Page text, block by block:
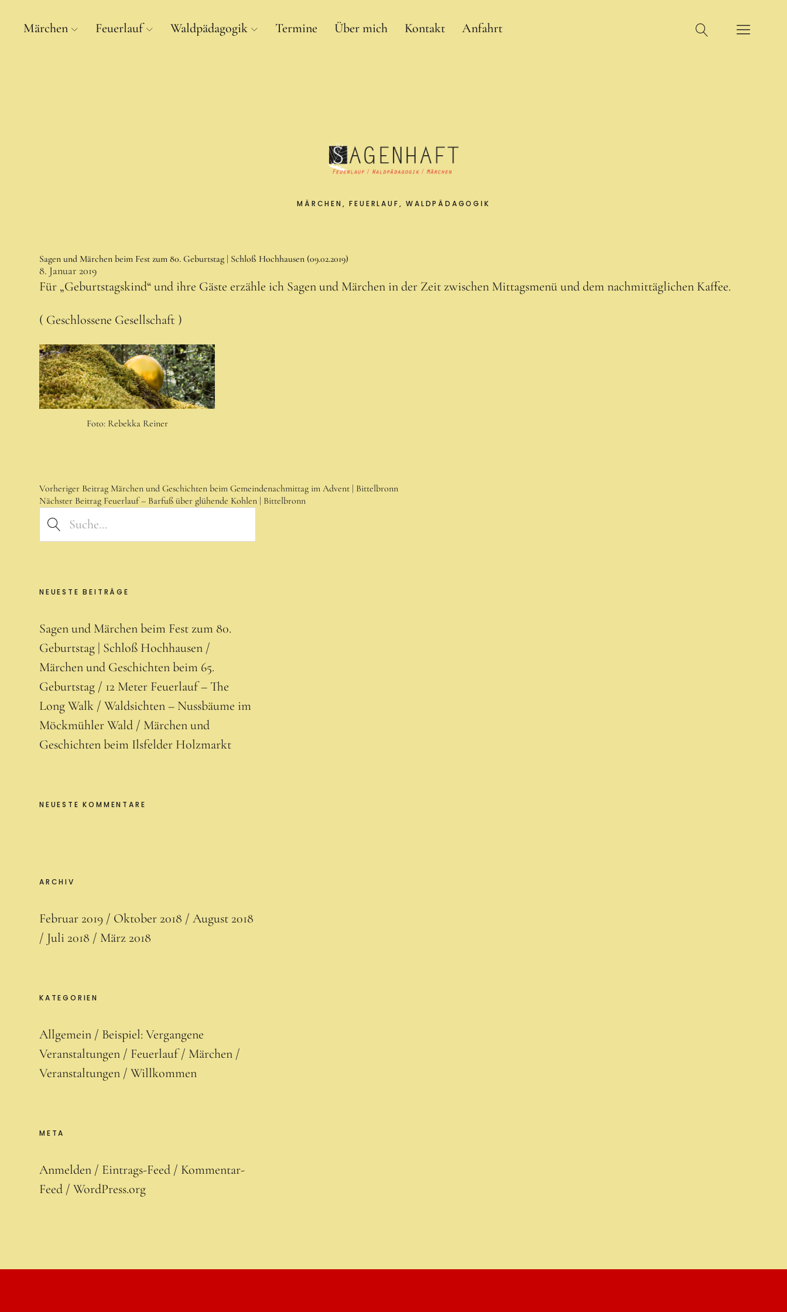
Märchen Feuerlauf Waldpädagogik Termine Über mich Kontakt Anfahrt
MÄRCHEN, FEUERLAUF, WALDPÄDAGOGIK
Sagen und Märchen beim Fest zum 80. Geburtstag | Schloß Hochhausen (09.02.2019)
8. Januar 2019
Für „Geburtstagskind“ und ihre Gäste erzähle ich Sagen und Märchen in der Zeit zwischen Mittagsmenü und dem nachmittäglichen Kaffee.
( Geschlossene Gesellschaft )
Foto: Rebekka Reiner
Vorheriger Beitrag Märchen und Geschichten beim Gemeindenachmittag im Advent | Bittelbronn
Nächster Beitrag Feuerlauf – Barfuß über glühende Kohlen | Bittelbronn
NEUESTE BEITRÄGE
Sagen und Märchen beim Fest zum 80.
Geburtstag | Schloß Hochhausen
Märchen und Geschichten beim 65.
Geburtstag
12 Meter Feuerlauf – The
Long Walk
Waldsichten – Nussbäume im
Möckmühler Wald
Märchen und
Geschichten beim Ilsfelder Holzmarkt
NEUESTE KOMMENTARE
ARCHIV
Februar 2019 Oktober 2018
August 2018
Juli 2018
März 2018
KATEGORIEN
Allgemein
Beispiel: Vergangene
Veranstaltungen
Feuerlauf
Märchen
Veranstaltungen
Willkommen
META
Anmelden Eintrags-Feed
Kommentar-
Feed
WordPress.org